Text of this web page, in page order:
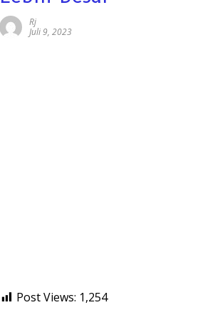
Rj
Juli 9, 2023
Post Views: 1,254